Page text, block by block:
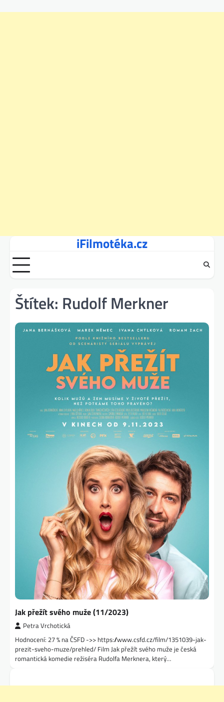
content
iFilmotéka.cz
Štítek: Rudolf Merkner
Jak přežít svého muže (11/2023)
Petra Vrchotická
Hodnocení: 27 % na ČSFD ->> https://www.csfd.cz/film/1351039-jak-
prezit-sveho-muze/prehled/ Film Jak přežít svého muže je česká
romantická komedie režiséra Rudolfa Merknera, který…